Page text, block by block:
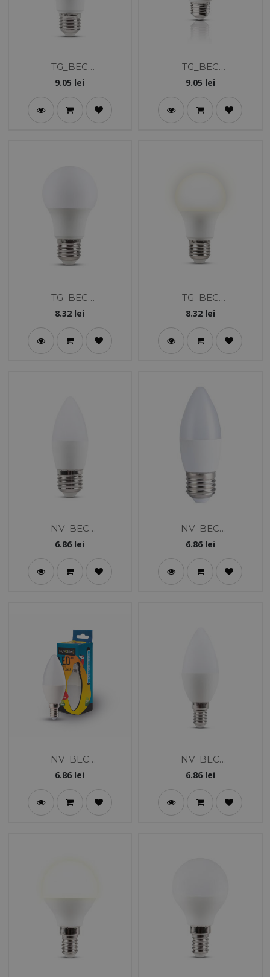
TG_BEC
LED_EVO3.0_A60_10W_
9.05 lei
TG_BEC
LED_EVO3.0_A60_10W_
9.05 lei
TG_BEC
LED_EVO3.0_A60_8W_
8.32 lei
TG_BEC
LED_EVO3.0_A60_8W_
8.32lei
NV_BEC
LED_LUMANARE_5W_E
6.86 lei
NV_BEC
LED_LUMANARE_5W_E
6.86lei
NV_BEC
LED_LUMANARE_5W_E
6.86 lei
NV_BEC
LED_LUMANARE_5W_E
6.86lei